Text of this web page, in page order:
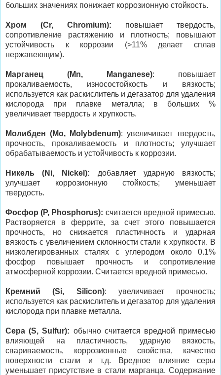
больших значениях понижает коррозионную стойкость.
Хром (Cr, Chromium): повышает твердость,
сопротивление растяжению и плотность; повышают
устойчивость к коррозии (>11% делает сплав
нержавеющим).
Марганец (Mn, Manganese): повышает
прокаливаемость, износостойкость и вязкость;
используется как раскислитель и дегазатор для удаления
кислорода при плавке металла; в больших %
увеличивает твердость и хрупкость.
Молибден (Mo, Molybdenum): увеличивает твердость,
прочность, прокаливаемость и плотность; улучшает
обрабатываемость и устойчивость к коррозии.
Никель (Ni, Nickel): добавляет ударную вязкость;
улучшает коррозионную стойкость; уменьшает
твердость.
Фосфор (P, Phosphorus): считается вредной примесью.
Растворяется в феррите, за счет этого повышается
прочность, но снижается пластичность и ударная
вязкость с увеличением склонности стали к хрупкости. В
низколегированных сталях с углеродом около 0.1%
фосфор повышает прочность и сопротивление
атмосферной коррозии. Считается вредной примесью.
Кремний (Si, Silicon): увеличивает прочность;
используется как раскислитель и дегазатор для удаления
кислорода при плавке металла.
Сера (S, Sulfur): обычно считается вредной примесью
влияющей на пластичность, ударную вязкость,
свариваемость, коррозионные свойства, качество
поверхности стали и т.д. Вредное влияние серы
уменьшает присутствие в стали марганца. Содержание